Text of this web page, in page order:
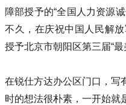
障部授予的“全国人力资源
不久，在庆祝中国人民解
授予北京市朝阳区第三届“最
在锐仕方达办公区门口，写
时的想法很朴素，一开始就